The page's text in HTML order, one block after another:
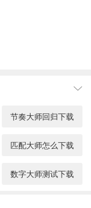
节奏大师回归下载
匹配大师怎么下载
数字大师测试下载